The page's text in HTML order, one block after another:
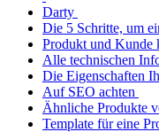
Darty
Die 5 Schritte, um
Produkt und Kunde
Alle technischen
Die Eigenschaften
Auf SEO achten
Ähnliche Produkte
Template für eine